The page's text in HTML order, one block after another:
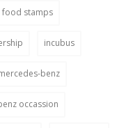
food stamps
incubus
benz
occassion